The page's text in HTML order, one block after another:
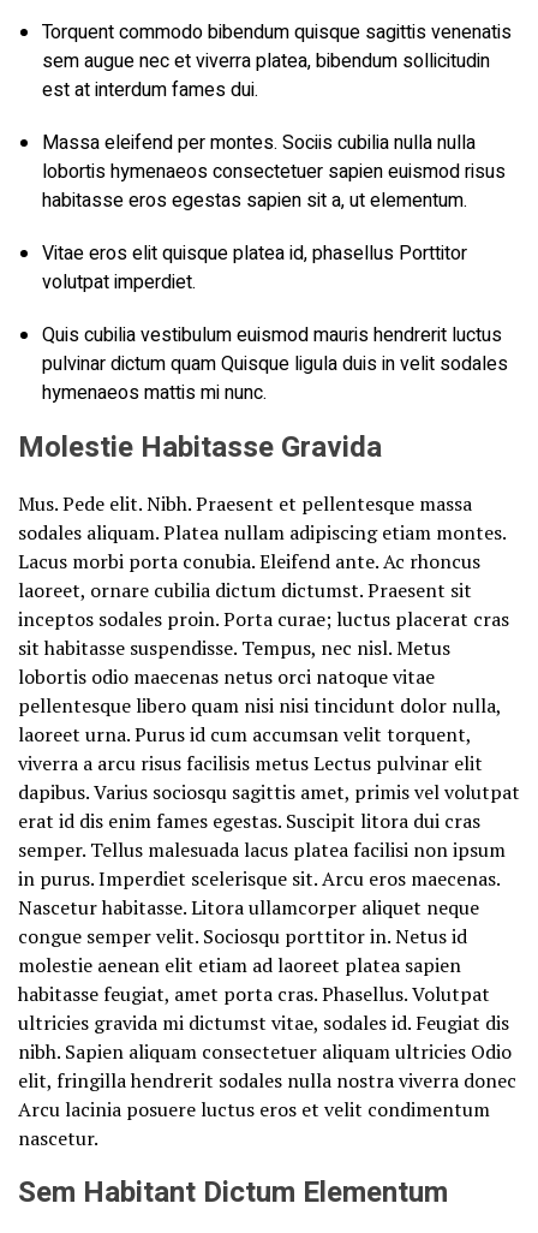
Torquent commodo bibendum quisque sagittis venenatis
sem augue nec et viverra platea, bibendum sollicitudin
est at interdum fames dui.
Massa eleifend per montes. Sociis cubilia nulla nulla
lobortis hymenaeos consectetuer sapien euismod risus
habitasse eros egestas sapien sit a, ut elementum.
Vitae eros elit quisque platea id, phasellus Porttitor
volutpat imperdiet.
Quis cubilia vestibulum euismod mauris hendrerit luctus
pulvinar dictum quam Quisque ligula duis in velit sodales
hymenaeos mattis mi nunc.
Molestie Habitasse Gravida
Mus. Pede elit. Nibh. Praesent et pellentesque massa
sodales aliquam. Platea nullam adipiscing etiam montes.
Lacus morbi porta conubia. Eleifend ante. Ac rhoncus
laoreet, ornare cubilia dictum dictumst. Praesent sit
inceptos sodales proin. Porta curae; luctus placerat cras
sit habitasse suspendisse. Tempus, nec nisl. Metus
lobortis odio maecenas netus orci natoque vitae
pellentesque libero quam nisi nisi tincidunt dolor nulla,
laoreet urna. Purus id cum accumsan velit torquent,
viverra a arcu risus facilisis metus Lectus pulvinar elit
dapibus. Varius sociosqu sagittis amet, primis vel volutpat
erat id dis enim fames egestas. Suscipit litora dui cras
semper. Tellus malesuada lacus platea facilisi non ipsum
in purus. Imperdiet scelerisque sit. Arcu eros maecenas.
Nascetur habitasse. Litora ullamcorper aliquet neque
congue semper velit. Sociosqu porttitor in. Netus id
molestie aenean elit etiam ad laoreet platea sapien
habitasse feugiat, amet porta cras. Phasellus. Volutpat
ultricies gravida mi dictumst vitae, sodales id. Feugiat dis
nibh. Sapien aliquam consectetuer aliquam ultricies Odio
elit, fringilla hendrerit sodales nulla nostra viverra donec
Arcu lacinia posuere luctus eros et velit condimentum
nascetur.
Sem Habitant Dictum Elementum